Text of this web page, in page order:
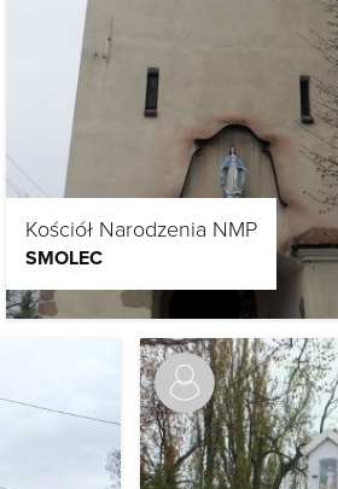
Kościół Narodzenia NMP
SMOLEC